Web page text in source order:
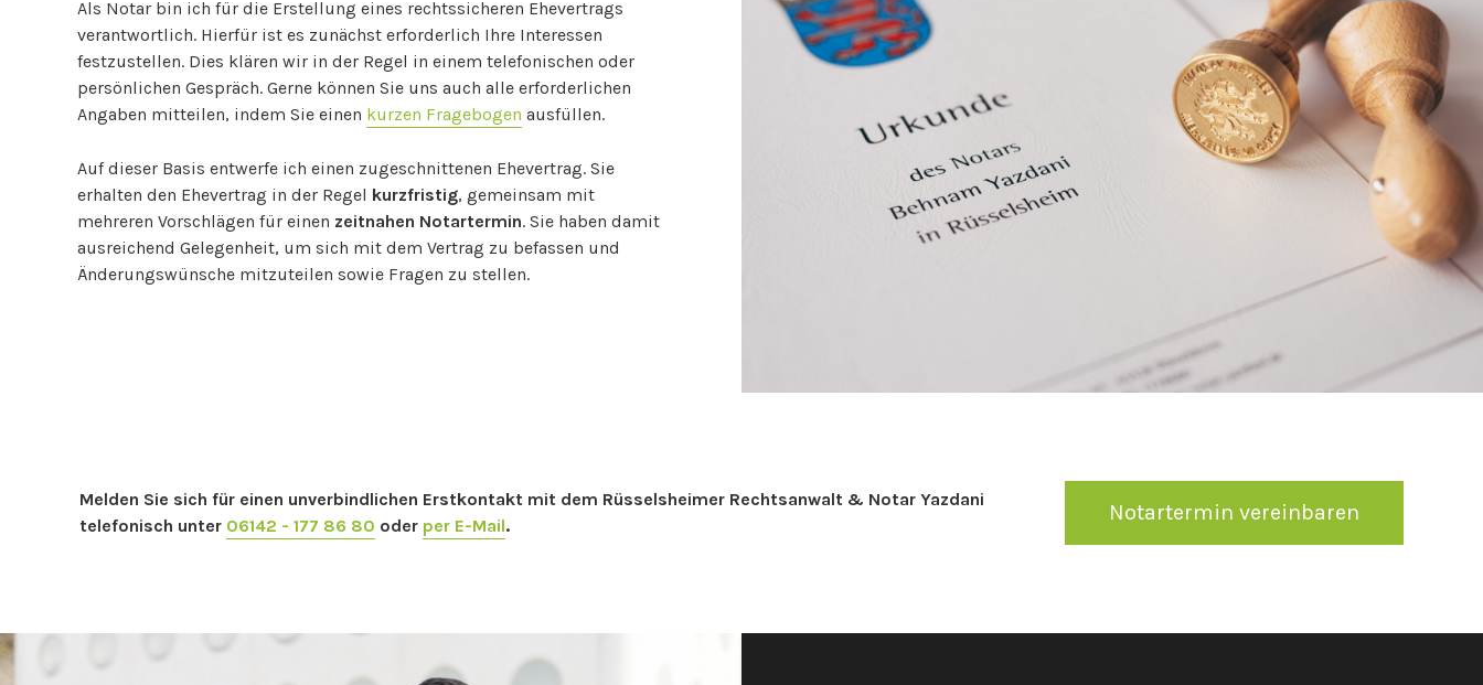
Als Notar bin ich für die Erstellung eines rechtssicheren Ehevertrags
verantwortlich. Hierfür ist es zunächst erforderlich Ihre Interessen
festzustellen. Dies klären wir in der Regel in einem telefonischen oder
persönlichen Gespräch. Gerne können Sie uns auch alle erforderlichen
Angaben mitteilen, indem Sie einen kurzen Fragebogen ausfüllen.
Auf dieser Basis entwerfe ich einen zugeschnittenen Ehevertrag. Sie
erhalten den Ehevertrag in der Regel kurzfristig, gemeinsam mit
mehreren Vorschlägen für einen zeitnahen Notartermin. Sie haben damit
ausreichend Gelegenheit, um sich mit dem Vertrag zu befassen und
Änderungswünsche mitzuteilen sowie Fragen zu stellen.
Melden Sie sich für einen unverbindlichen Erstkontakt mit dem Rüsselsheimer Rechtsanwalt & Notar Yazdani
telefonisch unter 06142 - 177 86 80 oder per E-Mail.
Notartermin vereinbaren